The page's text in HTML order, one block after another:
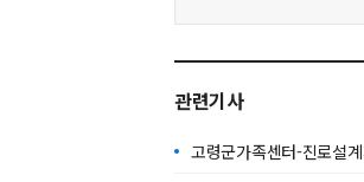
관련기사
고령군가족센터-진로설